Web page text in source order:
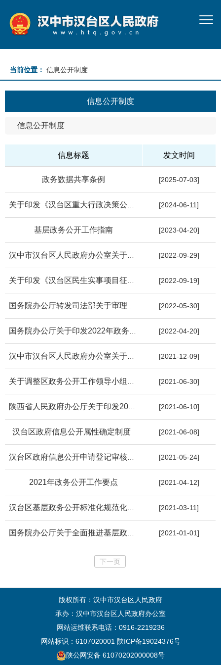
当前位置： 信息公开制度
信息公开制度
信息公开制度
信息标题 发文时间
政务数据共享条例 [2025-07-03]
[2024-06-11]
基层政务公开工作指南 [2023-04-20]
[2022-09-29]
[2022-09-19]
[2022-05-30]
[2022-04-20]
[2021-12-09]
[2021-06-30]
[2021-06-10]
汉台区政府信息公开属性确定制度 [2021-06-08]
[2021-05-24]
2021年政务公开工作要点 [2021-04-12]
[2021-03-11]
[2021-01-01]
下一页
版权所有：汉中市汉台区人民政府
承办：汉中市汉台区人民政府办公室
网站运维联系电话：0916-2219236
网站标识：6107020001 陕ICP备19024376号
陕公网安备 61070202000008号